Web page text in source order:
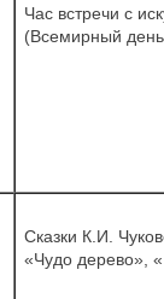
Час встречи с
(Всемирный
Сказки К.И.
«Чудо дерево»,